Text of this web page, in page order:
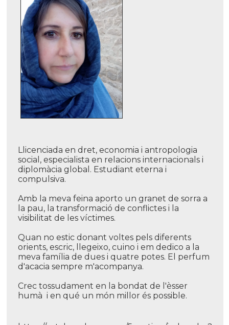
Llicenciada en dret, economia i antropologia
social, especialista en relacions internacionals i
diplomàcia global. Estudiant eterna i
compulsiva.
Amb la meva feina aporto un granet de sorra a
la pau, la transformació de conflictes i la
visibilitat de les ví­ctimes.
Quan no estic donant voltes pels diferents
orients, escric, llegeixo, cuino i em dedico a la
meva famí­lia de dues i quatre potes. El perfum
d'acacia sempre m'acompanya.
Crec tossudament en la bondat de l'èsser
humà i en qué un món millor és possible.